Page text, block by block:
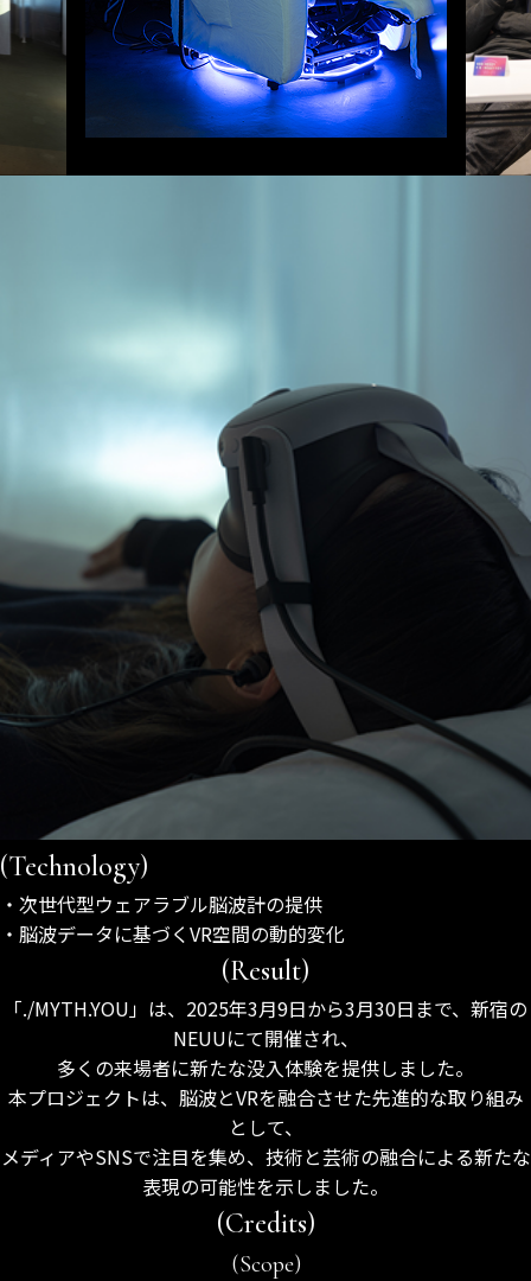
(Technology)
・次世代型ウェアラブル脳波計の提供
・脳波データに基づくVR空間の動的変化
(Result)
「./MYTH.YOU」は、2025年3月9日から3月30日まで、新宿の
NEUUにて開催され、
多くの来場者に新たな没入体験を提供しました。
本プロジェクトは、脳波とVRを融合させた先進的な取り組み
として、
メディアやSNSで注目を集め、技術と芸術の融合による新たな
表現の可能性を示しました。
(Credits)
(Scope)